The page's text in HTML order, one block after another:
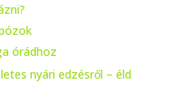
órádhoz
nyári edzésről – éld